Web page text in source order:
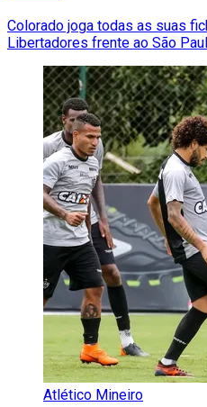
Colorado joga todas as suas
Libertadores frente ao São
Atlético Mineiro